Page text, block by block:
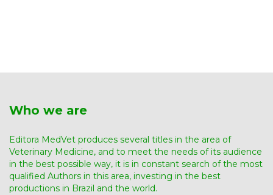
Who we are
Editora MedVet produces several titles in the area of ​​
Veterinary Medicine, and to meet the needs of its audience
in the best possible way, it is in constant search of the most
qualified Authors in this area, investing in the best
productions in Brazil and the world.